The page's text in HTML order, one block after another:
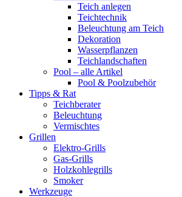
Teich anlegen
Teichtechnik
Beleuchtung am Teich
Dekoration
Wasserpflanzen
Teichlandschaften
Pool – alle Artikel
Pool & Poolzubehör
Tipps & Rat
Teichberater
Beleuchtung
Vermischtes
Grillen
Elektro-Grills
Gas-Grills
Holzkohlegrills
Smoker
Werkzeuge